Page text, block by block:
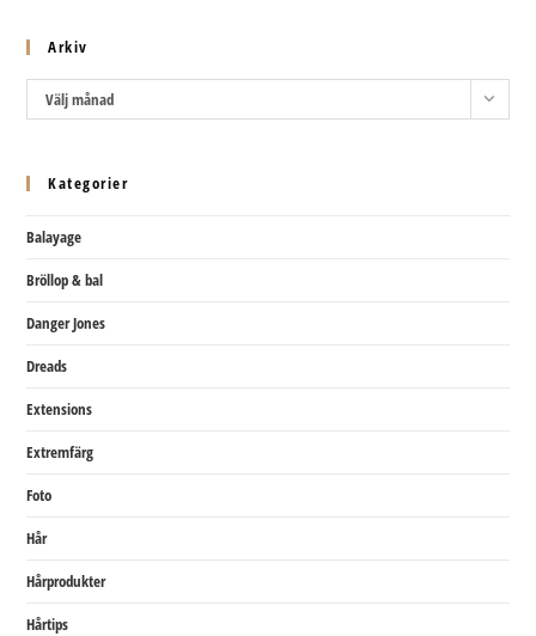
Arkiv
ArkivVälj månad
Kategorier
Balayage
Bröllop & bal
Danger Jones
Dreads
Extensions
Extremfärg
Foto
Hår
Hårprodukter
Hårtips